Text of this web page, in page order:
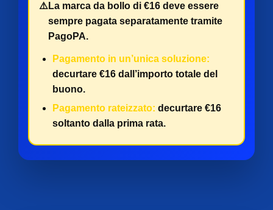
⚠️ La marca da bollo di €16 deve essere
sempre pagata separatamente tramite
PagoPA.
Pagamento in un’unica soluzione:
decurtare €16 dall’importo totale del
buono.
Pagamento rateizzato: decurtare €16
soltanto dalla prima rata.